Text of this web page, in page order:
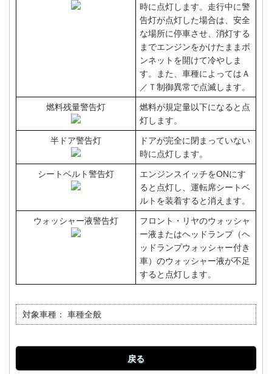
時に点灯します。走行中に警
告灯が点灯した場合は、安全
な場所に停車させ、消灯する
までエンジンをかけたままボ
ンネットを開けて冷やしま
す。また、車種によってはＡ
／Ｔ制御異常で点滅します。
燃料残量警告灯
燃料が規定量以下になると点
灯します。
半ドア警告灯
ドアが完全に閉まっていない
時に点灯します。
シートベルト警告灯
エンジンスイッチをONにす
ると点灯し、運転席シートベ
ルトを装着すると消えます。
ウォッシャー液警告灯
フロント・リヤのウォッシャ
ー液またはヘッドランプ（ヘ
ッドランプウォッシャー付き
車）のウォッシャー液が不足
すると点灯します。
対象車種： 車種全般
戻る